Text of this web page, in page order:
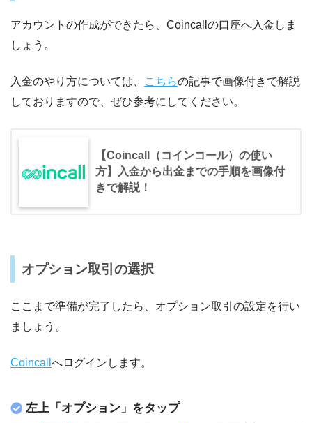
アカウントの作成ができたら、Coincallの口座へ入金しま
しょう。
入金のやり方については、 こちらの記事で画像付きで解説
しておりますので、ぜひ参考にしてください。
【Coincall（コインコール）の使い
方】入金から出金までの手順を画像付
きで解説！
オプション取引の選択
ここまで準備が完了したら、オプション取引の設定を行い
ましょう。
Coincall へログインします。
左上「オプション」をタップ